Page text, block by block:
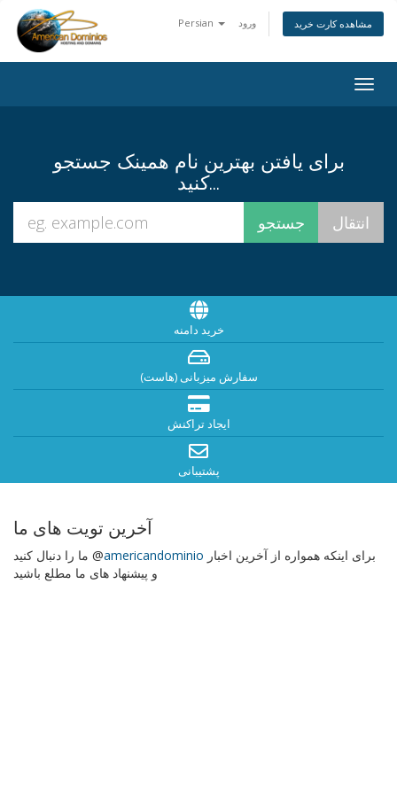
Persian ورود مشاهده کارت خرید
برای یافتن بهترین نام همینک جستجو
کنید...
خرید دامنه
سفارش میزبانی (هاست)
ایجاد تراکنش
پشتیبانی
آخرین تویت های ما
ما را دنبال کنید @americandominio
و پیشنهاد های ما مطلع باشید